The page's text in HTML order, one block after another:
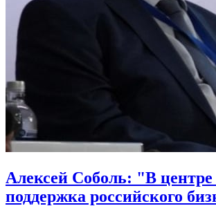
Алексей Соболь: "В
поддержка российского